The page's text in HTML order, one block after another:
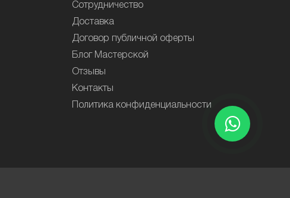
Сотрудничество
Доставка
Договор публичной оферты
Блог Мастерской
Отзывы
Контакты
Политика конфиденциальности